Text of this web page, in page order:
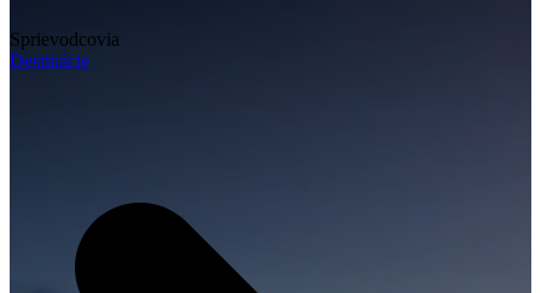
Sprievodcovia
Destinácie